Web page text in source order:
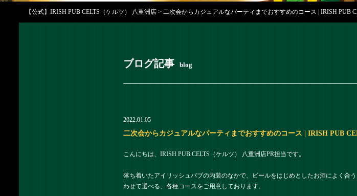
【公式】IRISH PUB CELTS（ケルツ） 八重洲店 > 二次会からカジュアルなパーティまでおすすめのコース | IRISH PUB
ブログ記事 blog
2022.01.05
二次会からカジュアルなパーティまでおすすめのコース | IRISH PUB
こんにちは、IRISH PUB CELTS（ケルツ） 八重洲店PR担当です。
落ち着いたアイリッシュパブの内装のなかで、ビールをはじめとしたお酒によく合
わせて選べる、各種コースをご用意しております。